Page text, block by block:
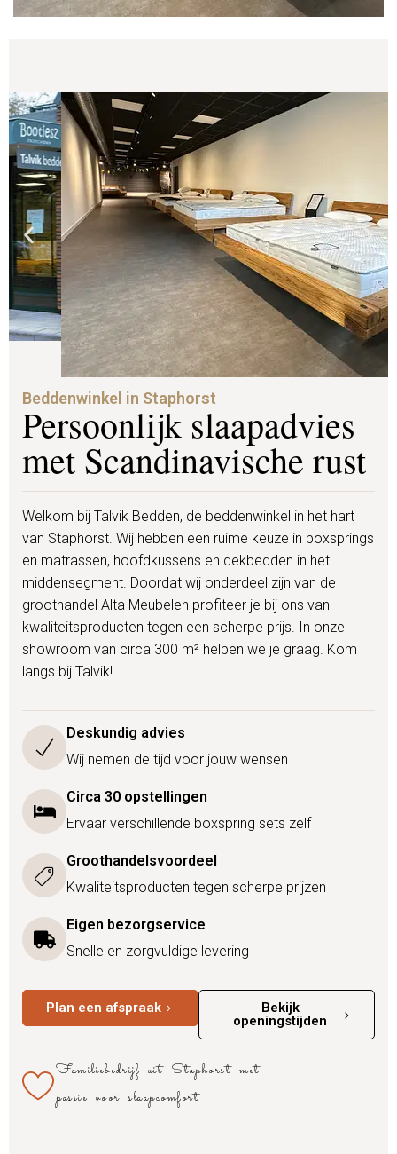
Beddenwinkel in Staphorst
Persoonlijk slaapadvies
met Scandinavische rust
Welkom bij Talvik Bedden, de beddenwinkel in het hart
van Staphorst. Wij hebben een ruime keuze in boxsprings
en matrassen, hoofdkussens en dekbedden in het
middensegment. Doordat wij onderdeel zijn van de
groothandel Alta Meubelen profiteer je bij ons van
kwaliteitsproducten tegen een scherpe prijs. In onze
showroom van circa 300 m² helpen we je graag. Kom
langs bij Talvik!
Deskundig advies
Wij nemen de tijd voor jouw wensen
Circa 30 opstellingen
Ervaar verschillende boxspring sets zelf
Groothandelsvoordeel
Kwaliteitsproducten tegen scherpe prijzen
Eigen bezorgservice
Snelle en zorgvuldige levering
Plan een afspraak
Bekijk
openingstijden
Familiebedrijf uit Staphorst met
passie voor slaapcomfort